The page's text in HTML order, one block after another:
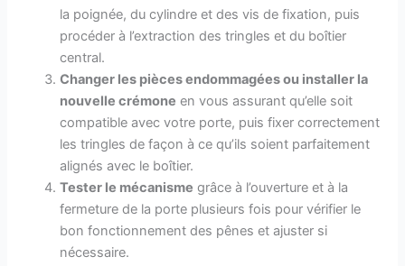
la poignée, du cylindre et des vis de fixation, puis
procéder à l’extraction des tringles et du boîtier
central.
Changer les pièces endommagées ou installer la
nouvelle crémone en vous assurant qu’elle soit
compatible avec votre porte, puis fixer correctement
les tringles de façon à ce qu’ils soient parfaitement
alignés avec le boîtier.
Tester le mécanisme grâce à l’ouverture et à la
fermeture de la porte plusieurs fois pour vérifier le
bon fonctionnement des pênes et ajuster si
nécessaire.